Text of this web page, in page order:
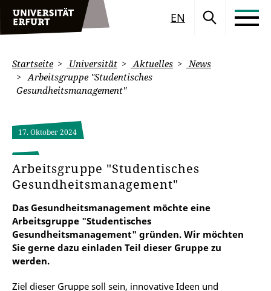
EN
Startseite Universität Aktuelles
News
Arbeitsgruppe "Studentisches
Gesundheitsmanagement"
17. Oktober 2024
Arbeitsgruppe "Studentisches
Gesundheitsmanagement"
Das Gesundheitsmanagement möchte eine
Arbeitsgruppe "Studentisches
Gesundheitsmanagement" gründen. Wir möchten
Sie gerne dazu einladen Teil dieser Gruppe zu
werden.
Ziel dieser Gruppe soll sein, innovative Ideen und